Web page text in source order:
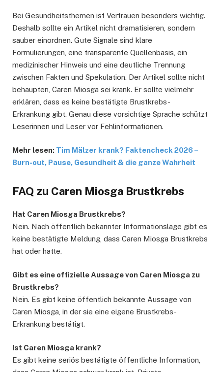
Bei Gesundheitsthemen ist Vertrauen besonders wichtig.
Deshalb sollte ein Artikel nicht dramatisieren, sondern
sauber einordnen. Gute Signale sind klare
Formulierungen, eine transparente Quellenbasis, ein
medizinischer Hinweis und eine deutliche Trennung
zwischen Fakten und Spekulation. Der Artikel sollte nicht
behaupten, Caren Miosga sei krank. Er sollte vielmehr
erklären, dass es keine bestätigte Brustkrebs-
Erkrankung gibt. Genau diese vorsichtige Sprache schützt
Leserinnen und Leser vor Fehlinformationen.
Mehr lesen: Tim Mälzer krank? Faktencheck 2026 –
Burn-out, Pause, Gesundheit & die ganze Wahrheit
FAQ zu Caren Miosga Brustkrebs
Hat Caren Miosga Brustkrebs?
Nein. Nach öffentlich bekannter Informationslage gibt es
keine bestätigte Meldung, dass Caren Miosga Brustkrebs
hat oder hatte.
Gibt es eine offizielle Aussage von Caren Miosga zu
Brustkrebs?
Nein. Es gibt keine öffentlich bekannte Aussage von
Caren Miosga, in der sie eine eigene Brustkrebs-
Erkrankung bestätigt.
Ist Caren Miosga krank?
Es gibt keine seriös bestätigte öffentliche Information,